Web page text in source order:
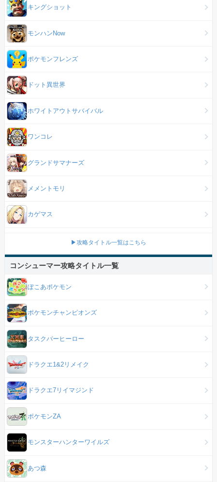
キングショット
モンハンNow
ポケモンフレンズ
ドット異世界
ホワイトアウトサバイバル
ワンコレ
グランドサマナーズ
メメントモリ
カゲマス
▶攻略タイトル一覧はこちら
コンシューマー攻略タイトル一覧
ぽこあポケモン
ポケモンチャンピオンズ
タスクバーヒーロー
ドラクエ1&2リメイク
ドラクエ7リイマジンド
ポケモンZA
モンスターハンターワイルズ
あつ森